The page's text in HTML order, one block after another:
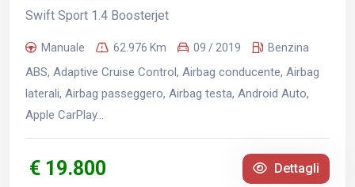
Swift Sport 1.4 Boosterjet
Manuale 62.976 Km 09 / 2019 Benzina
ABS, Adaptive Cruise Control, Airbag conducente, Airbag
laterali, Airbag passeggero, Airbag testa, Android Auto,
Apple CarPlay...
€ 19.800 Dettagli